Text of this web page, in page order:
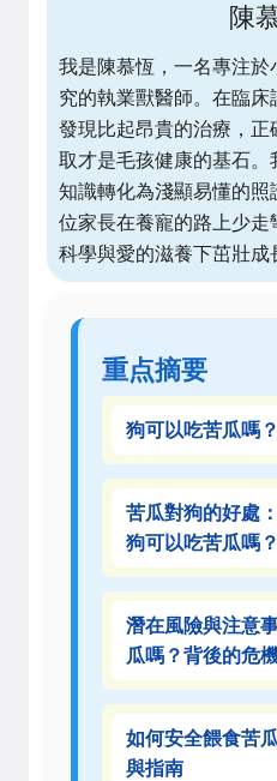
陳
我是陳慕恆，一名專注
究的執業獸醫師。在臨
發現比起昂貴的治療，
取才是毛孩健康的基石
知識轉化為淺顯易懂的
位家長在養寵的路上少走
科學與愛的滋養下茁壯成
重点摘要
狗可以吃苦瓜嗎
苦瓜對狗的好處
狗可以吃苦瓜嗎？
潛在風險與注意
瓜嗎？背後的危
如何安全餵食苦
與指南